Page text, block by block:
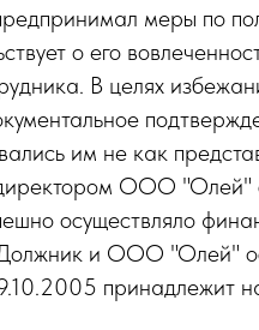
меры по
о его
В целях
им не как
ООО "Олей"
осуществляло
и ООО "Олей"
принадлежит